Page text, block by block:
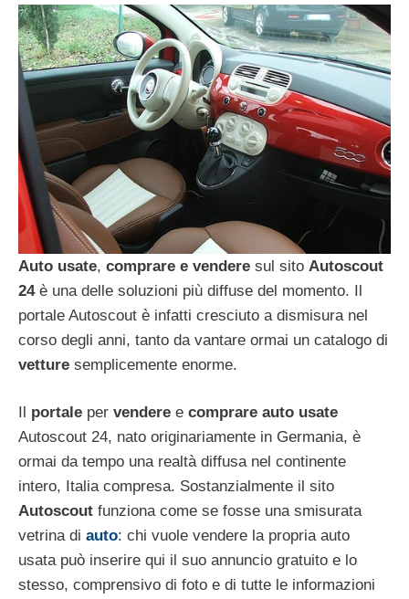
Auto usate, comprare e vendere sul sito Autoscout
24è una delle soluzioni più diffuse del momento. Il
portale Autoscout è infatti cresciuto a dismisura nel
corso degli anni, tanto da vantare ormai un catalogo di
vetture semplicemente enorme.
portale per vendere e comprare auto usate
Autoscout 24, nato originariamente in Germania, è
ormai da tempo una realtà diffusa nel continente
intero, Italia compresa. Sostanzialmente il sito
Autoscout funziona come se fosse una smisurata
vetrina di auto: chi vuole vendere la propria auto
usata può inserire qui il suo annuncio gratuito e lo
stesso, comprensivo di foto e di tutte le informazioni